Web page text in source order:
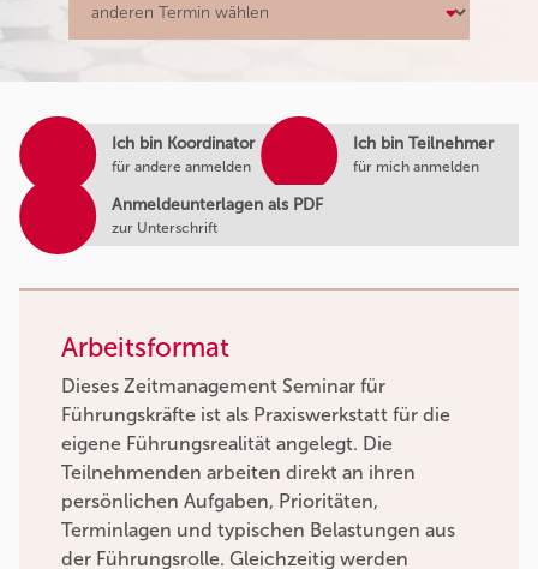
Arbeitsformat
Dieses Zeitmanagement Seminar für
Führungskräfte ist als Praxiswerkstatt für die
eigene Führungsrealität angelegt. Die
Teilnehmenden arbeiten direkt an ihren
persönlichen Aufgaben, Prioritäten,
Terminlagen und typischen Belastungen aus
der Führungsrolle. Gleichzeitig werden
Ich bin Koordinator
für andere anmelden
Ich bin Teilnehmer
für mich anmelden
Anmeldeunterlagen als PDF
zur Unterschrift